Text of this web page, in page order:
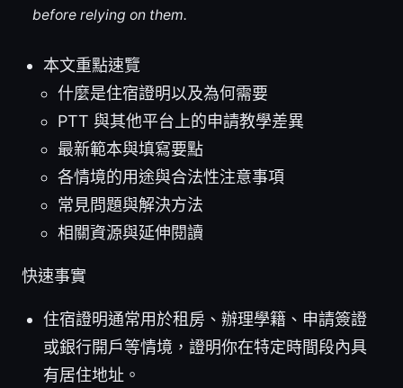
before relying on them.
本文重點速覽
什麼是住宿證明以及為何需要
PTT 與其他平台上的申請教學差異
最新範本與填寫要點
各情境的用途與合法性注意事項
常見問題與解決方法
相關資源與延伸閱讀
快速事實
住宿證明通常用於租房、辦理學籍、申請簽證
或銀行開戶等情境，證明你在特定時間段內具
有居住地址。